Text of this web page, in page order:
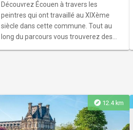
Découvrez Écouen à travers les
peintres qui ont travaillé au XIXème
siècle dans cette commune. Tout au
long du parcours vous trouverez des
explore 12.4 km